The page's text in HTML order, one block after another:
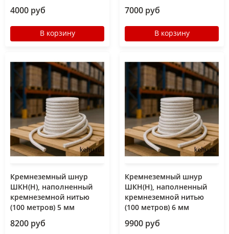
4000 руб
В корзину
7000 руб
В корзину
Кремнеземный шнур
ШКН(Н), наполненный
кремнеземной нитью
(100 метров) 5 мм
8200 руб
Кремнеземный шнур
ШКН(Н), наполненный
кремнеземной нитью
(100 метров) 6 мм
9900 руб